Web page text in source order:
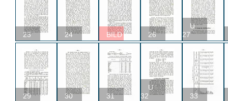
23 24 BILD 26
U
27
29 30 31
U
32
33